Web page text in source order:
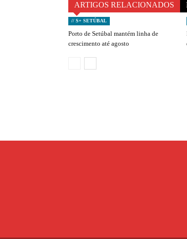
ARTIGOS RELACIONADOS
// S+ SETÚBAL
Porto de Setúbal mantém linha de
crescimento até agosto